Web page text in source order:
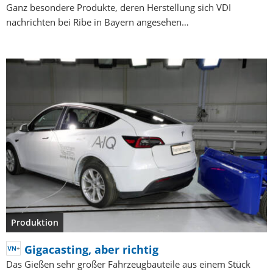
Ganz besondere Produkte, deren Herstellung sich VDI
nachrichten bei Ribe in Bayern angesehen…
Produktion
Gigacasting, aber richtig
Das Gießen sehr großer Fahrzeugbauteile aus einem Stück